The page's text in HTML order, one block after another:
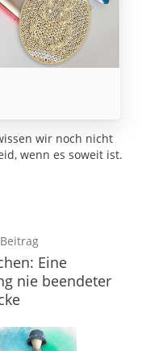
wir noch nicht
wenn es soweit ist.
Eine
nie beendeter